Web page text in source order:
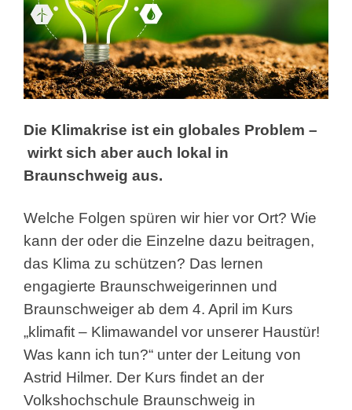
Die Klimakrise ist ein globales Problem –
wirkt sich aber auch lokal in
Braunschweig aus.
Welche Folgen spüren wir hier vor Ort? Wie
kann der oder die Einzelne dazu beitragen,
das Klima zu schützen? Das lernen
engagierte Braunschweigerinnen und
Braunschweiger ab dem 4. April im Kurs
„klimafit – Klimawandel vor unserer Haustür!
Was kann ich tun?“ unter der Leitung von
Astrid Hilmer. Der Kurs findet an der
Volkshochschule Braunschweig in